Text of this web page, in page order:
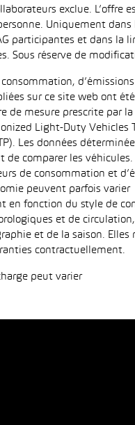
exclue. L’offre
Uniquement dans
participantes et dans la
Sous réserve de
consommation,
sur ce site web ont
de mesure prescrite par la
Light-Duty Vehicles
Les données
de comparer les véhicules.
de consommation et
peuvent parfois varier
en fonction du style de
et de
et de la saison. Elles
contractuellement.
peut varier